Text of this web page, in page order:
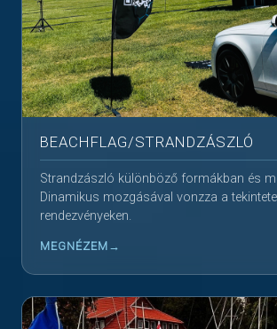
BEACHFLAG/STRANDZÁSZLÓ
Strandzászló különböző formákban és
Dinamikus mozgásával vonzza a
rendezvényeken.
MEGNÉZEM